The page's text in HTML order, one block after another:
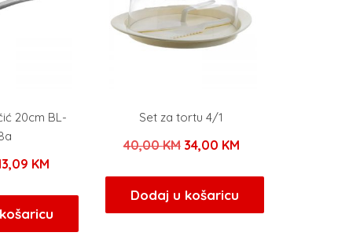
20cm BL-
bila
KM
je:
Set za tortu 4/1
40,00KM Izvorna
bila
je:
34,00 KMTrenutna
34,00 KM.
Dodaj u košaricu